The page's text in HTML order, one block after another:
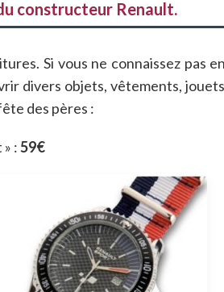
constructeur Renault.
Si vous ne connaissez pas
divers objets, vêtements,
des pères :
:59€